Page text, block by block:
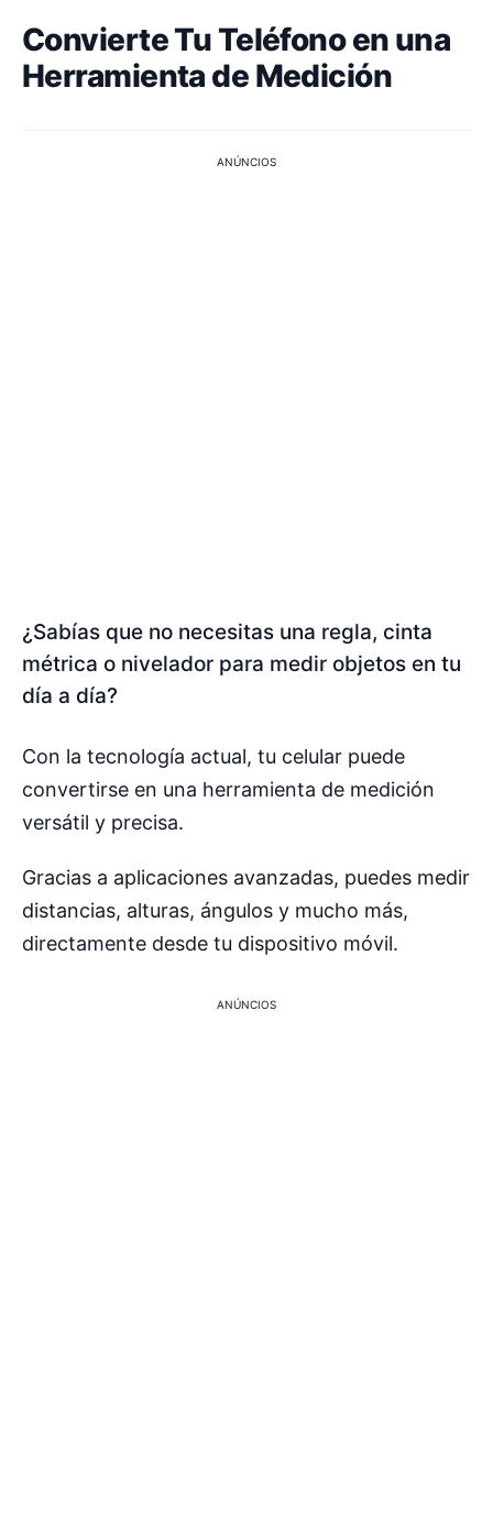
Convierte Tu Teléfono en una
Herramienta de Medición
ANÚNCIOS
¿Sabías que no necesitas una regla, cinta
métrica o nivelador para medir objetos en tu
día a día?
Con la tecnología actual, tu celular puede
convertirse en una herramienta de medición
versátil y precisa.
Gracias a aplicaciones avanzadas, puedes medir
distancias, alturas, ángulos y mucho más,
directamente desde tu dispositivo móvil.
ANÚNCIOS